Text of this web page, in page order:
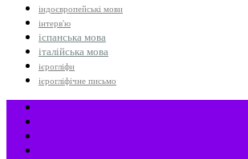
індоєвропейські мови
інтерв'ю
іспанська мова
італійська мова
ієрогліфи
ієрогліфічне письмо